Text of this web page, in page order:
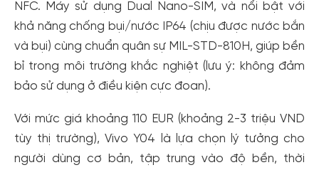
NFC. Máy sử dụng Dual Nano-SIM, và nổi bật với
khả năng chống bụi/nước IP64 (chịu được nước bắn
và bụi) cùng chuẩn quân sự MIL-STD-810H, giúp bền
bỉ trong môi trường khắc nghiệt (lưu ý: không đảm
bảo sử dụng ở điều kiện cực đoan).
Với mức giá khoảng 110 EUR (khoảng 2-3 triệu VND
tùy thị trường), Vivo Y04 là lựa chọn lý tưởng cho
người dùng cơ bản, tập trung vào độ bền, thời